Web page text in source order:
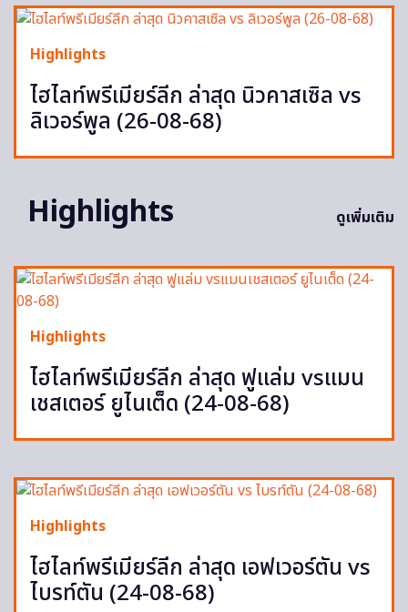
Highlights
ไฮไลท์พรีเมียร์ลีก ล่าสุด นิวคาสเซิล vs
ลิเวอร์พูล (26-08-68)
Highlights ดูเพิ่มเติม
Highlights
ไฮไลท์พรีเมียร์ลีก ล่าสุด ฟูแล่ม vsแมน
เชสเตอร์ ยูไนเต็ด (24-08-68)
Highlights
ไฮไลท์พรีเมียร์ลีก ล่าสุด เอฟเวอร์ตัน vs
ไบรท์ตัน (24-08-68)